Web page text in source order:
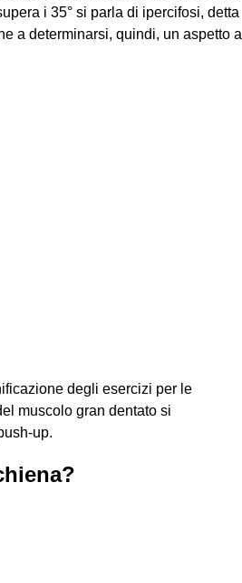
i 35° si parla di ipercifosi, detta
a determinarsi, quindi, un aspetto a
degli esercizi per le
muscolo gran dentato si
up.